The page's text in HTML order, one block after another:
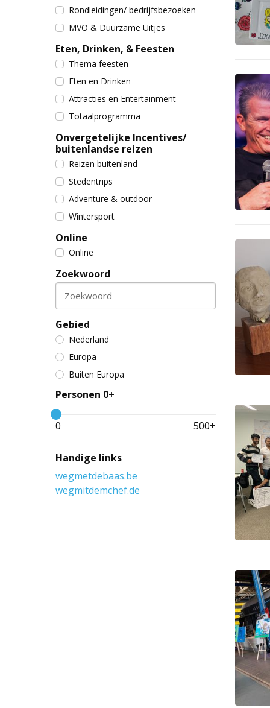
Rondleidingen/ bedrijfsbezoeken
MVO & Duurzame Uitjes
Eten, Drinken, & Feesten
Thema feesten
Eten en Drinken
Attracties en Entertainment
Totaalprogramma
Onvergetelijke Incentives/
buitenlandse reizen
Reizen buitenland
Stedentrips
Adventure & outdoor
Wintersport
Online
Online
Zoekwoord
Zoekwoord
Gebied
Nederland
Europa
Buiten Europa
Personen 0+
0 500+
Handige links
wegmetdebaas.be
wegmitdemchef.de